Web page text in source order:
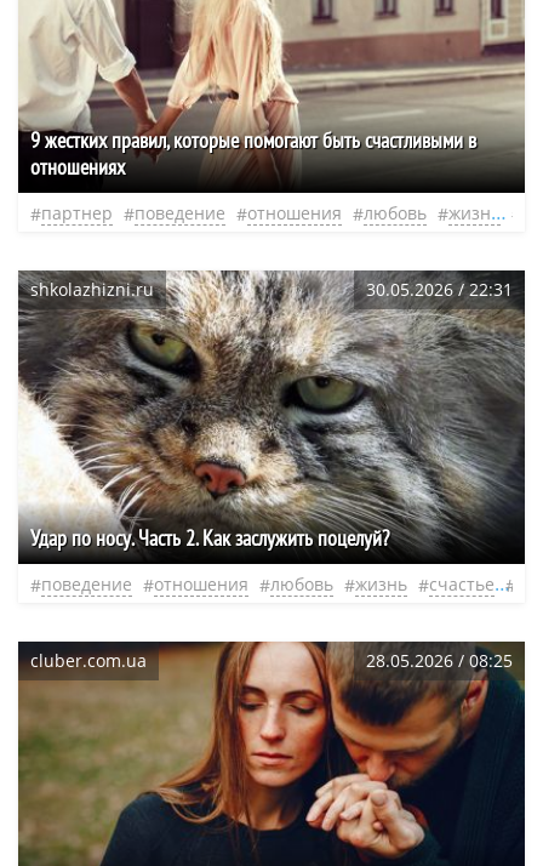
9 жестких правил, которые помогают быть счастливыми в
отношениях
партнер поведение отношения любовь жизнь
shkolazhizni.ru 30.05.2026 / 22:31
Удар по носу. Часть 2. Как заслужить поцелуй?
поведение отношения любовь жизнь счастье
cluber.com.ua 28.05.2026 / 08:25